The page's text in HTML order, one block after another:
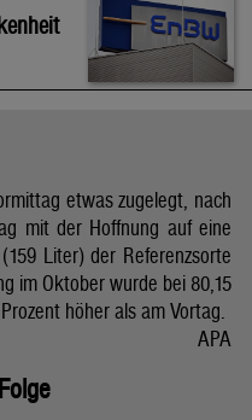
etwas zugelegt, nach
mit der Hoffnung auf eine
Liter) der Referenzsorte
im Oktober wurde bei 80,15
höher als am Vortag.
APA